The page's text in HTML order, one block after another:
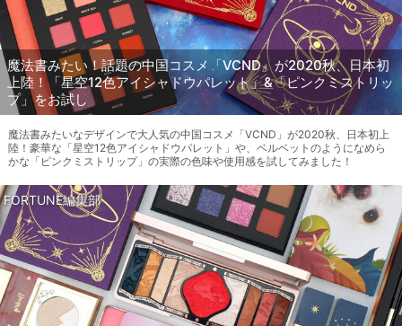
魔法書みたい！話題の中国コスメ「VCND」が2020秋、日本初
上陸！「星空12色アイシャドウパレット」&「ピンクミストリッ
プ」をお試し
魔法書みたいなデザインで大人気の中国コスメ「VCND」が2020秋、日本初上
陸！豪華な「星空12色アイシャドウパレット」や、ベルベットのようになめら
かな「ピンクミストリップ」の実際の色味や使用感を試してみました！
FORTUNE編集部